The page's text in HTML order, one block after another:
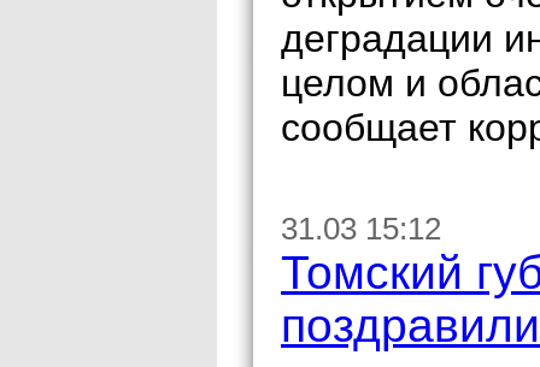
деградации
целом и
сообщает
31.03 15:12
Томский